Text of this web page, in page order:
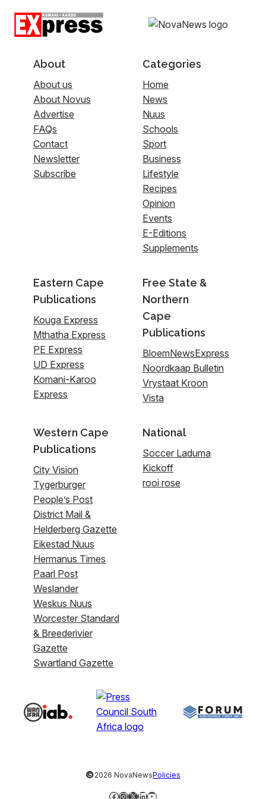
About
About us
About Novus
Advertise
FAQs
Contact
Newsletter
Subscribe
Categories
Home
News
Nuus
Schools
Sport
Business
Lifestyle
Recipes
Opinion
Events
E-Editions
Supplements
Eastern Cape
Publications
Kouga Express
Mthatha Express
PE Express
UD Express
Komani-Karoo
Express
Free State &
Northern
Cape
Publications
BloemNewsExpress
Noordkaap Bulletin
Vrystaat Kroon
Vista
Western Cape
Publications
City Vision
Tygerburger
People’s Post
District Mail &
Helderberg Gazette
Eikestad Nuus
Hermanus Times
Paarl Post
Weslander
Weskus Nuus
Worcester Standard
& Breederivier
Gazette
Swartland Gazette
National
Soccer Laduma
Kickoff
rooi rose
©2026 NovaNewsPolicies
Facebook
Instagram
X LinkedIn
YouTube